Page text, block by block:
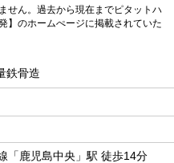
せん。過去から現在までピタットハ
】のホームぺージに掲載されていた
鉄骨造
「鹿児島中央」駅 徒歩14分